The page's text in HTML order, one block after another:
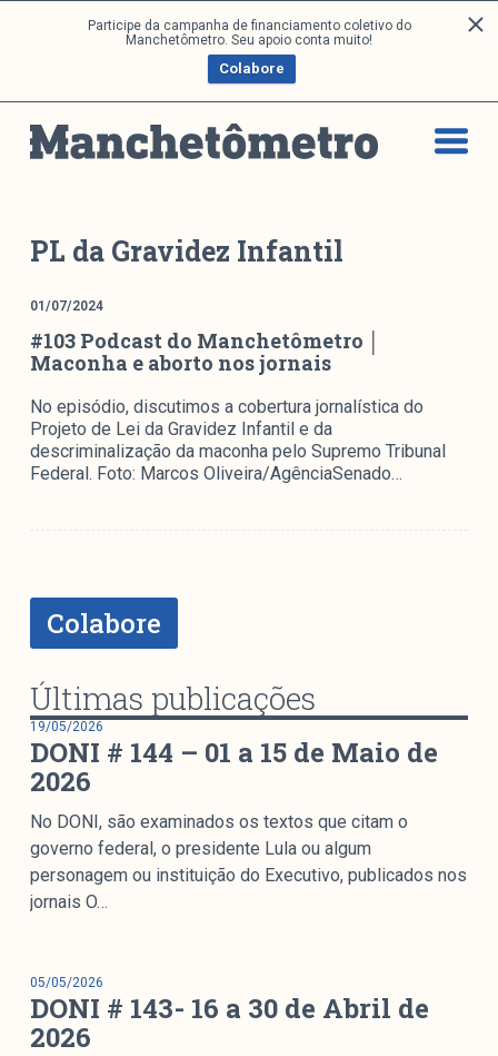
Participe da campanha de financiamento coletivo do
Manchetômetro. Seu apoio conta muito!
Colabore
a
p
o
e
d
o
Análises
DONI
Boletim M
M Facebook
M Instagram
Livros
Arquivos
Entrevistas M
colabore
Institucional
Nossa História
Missão
Equipe
Na Mídia
Parcerias
PL da Gravidez Infantil
01/07/2024
#103 Podcast do Manchetômetro │
Maconha e aborto nos jornais
No episódio, discutimos a cobertura jornalística do
Projeto de Lei da Gravidez Infantil e da
descriminalização da maconha pelo Supremo Tribunal
Federal. Foto: Marcos Oliveira/AgênciaSenado…
Colabore
Últimas publicações
19/05/2026
DONI # 144 – 01 a 15 de Maio de
2026
No DONI, são examinados os textos que citam o
governo federal, o presidente Lula ou algum
personagem ou instituição do Executivo, publicados nos
jornais O…
05/05/2026
DONI # 143- 16 a 30 de Abril de
2026